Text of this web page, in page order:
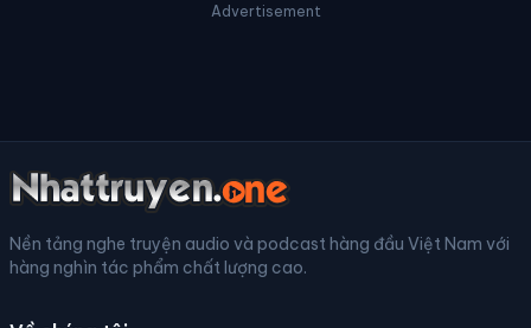
Advertisement
Nền tảng nghe truyện audio và podcast hàng đầu Việt Nam với
hàng nghìn tác phẩm chất lượng cao.